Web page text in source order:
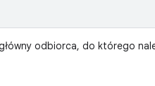
odbiorca, do którego